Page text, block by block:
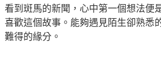
看到斑馬的新聞，心中第一個想法便
喜歡這個故事。能夠遇見陌生卻熟悉
難得的緣分。